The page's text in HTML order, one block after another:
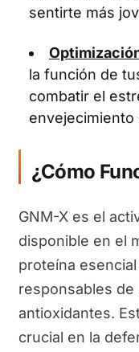
sentirte más
la función de
combatir el
envejecimiento
¿Cómo
GNM-X es el
disponible en el
proteína
responsables de
antioxidantes.
crucial en la